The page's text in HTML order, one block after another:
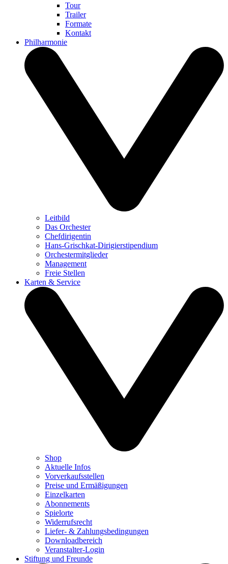
Tour
Trailer
Formate
Kontakt
Philharmonie
Leitbild
Das Orchester
Chefdirigentin
Hans-Grischkat-Dirigierstipendium
Orchestermitglieder
Management
Freie Stellen
Karten & Service
Shop
Aktuelle Infos
Vorverkaufsstellen
Preise und Ermäßigungen
Einzelkarten
Abonnements
Spielorte
Widerrufsrecht
Liefer- & Zahlungsbedingungen
Downloadbereich
Veranstalter-Login
Stiftung und Freunde